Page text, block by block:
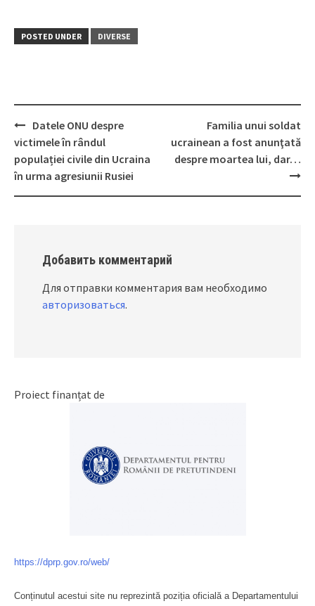
POSTED UNDER DIVERSE
Post
navigation
Datele ONU despre
victimele în rândul
populației civile din Ucraina
în urma agresiunii Rusiei
Familia unui soldat
ucrainean a fost anunţată
despre moartea lui, dar…
Добавить комментарий
Для отправки комментария вам необходимо
авторизоваться.
Proiect finanțat de
https://dprp.gov.ro/web/
Conținutul acestui site nu reprezintă poziția oficială a Departamentului